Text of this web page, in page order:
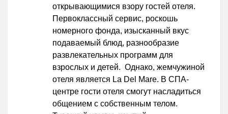
открывающимися взору гостей отеля.
Первоклассный сервис, роскошь
номерного фонда, изысканный вкус
подаваемый блюд, разнообразие
развлекательных программ для
взрослых и детей. Однако, жемчужиной
отеля является La Del Mare. В СПА-
центре гости отеля смогут насладиться
общением с собственным телом.